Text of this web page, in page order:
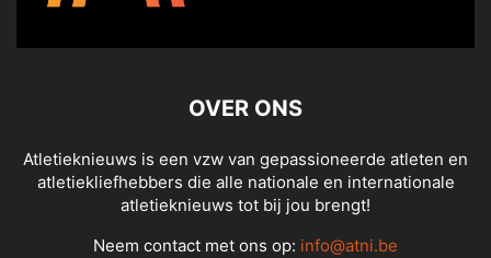
OVER ONS
Atletieknieuws is een vzw van gepassioneerde atleten en
atletiekliefhebbers die alle nationale en internationale
atletieknieuws tot bij jou brengt!
Neem contact met ons op: info@atni.be